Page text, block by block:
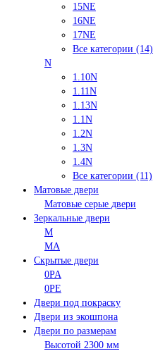
15NE
16NE
17NE
Все категории (14)
N
1.10N
1.11N
1.13N
1.1N
1.2N
1.3N
1.4N
Все категории (11)
Матовые двери
Матовые серые двери
Зеркальные двери
M
MA
Скрытые двери
0PA
0PE
Двери под покраску
Двери из экошпона
Двери по размерам
Высотой 2300 мм